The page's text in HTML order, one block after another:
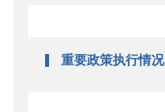
重要政策执行情况